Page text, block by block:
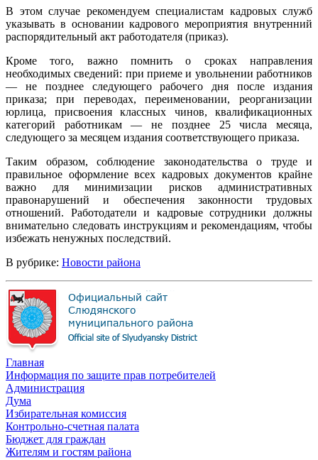
В этом случае рекомендуем специалистам кадровых служб
указывать в основании кадрового мероприятия внутренний
распорядительный акт работодателя (приказ).
Кроме того, важно помнить о сроках направления
необходимых сведений: при приеме и увольнении работников
— не позднее следующего рабочего дня после издания
приказа; при переводах, переименовании, реорганизации
юрлица, присвоения классных чинов, квалификационных
категорий работникам — не позднее 25 числа месяца,
следующего за месяцем издания соответствующего приказа.
Таким образом, соблюдение законодательства о труде и
правильное оформление всех кадровых документов крайне
важно для минимизации рисков административных
правонарушений и обеспечения законности трудовых
отношений. Работодатели и кадровые сотрудники должны
внимательно следовать инструкциям и рекомендациям, чтобы
избежать ненужных последствий.
В рубрике: Новости района
Главная
Информация по защите прав потребителей
Администрация
Дума
Избирательная комиссия
Контрольно-счетная палата
Бюджет для граждан
Жителям и гостям района